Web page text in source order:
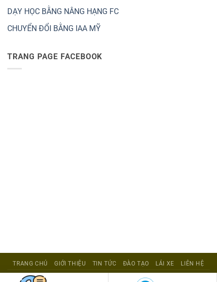
DẠY HỌC BẰNG NÂNG HẠNG FC
CHUYỂN ĐỔI BẰNG IAA MỸ
TRANG PAGE FACEBOOK
TRANG CHỦ GIỚI THIỆU TIN TỨC ĐÀO TẠO LÁI XE LIÊN HỆ
Copyright 2026 © Trung Tâm Đào Tạo và Sát Hạch Lái Xe Đại Học